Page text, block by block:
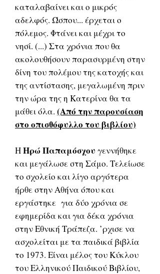
καταλαβαίνει και ο μικρός
αδελφός. Ώσπου... έρχεται ο
πόλεμος. Φτάνει και μέχρι το
νησί. (...) Στα χρόνια που θα
ακολουθήσουν παρασυρμένη στην
δίνη του πολέμου της κατοχής και
της αντίστασης, μεγαλωμένη πριν
την ώρα της η Κατερίνα θα τα
μάθει όλα. (Από την παρουσίαση
στο οπισθόφυλλο του βιβλίου)
ΗΗρώ Παπαμόσχου γεννήθηκε
και μεγάλωσε στη Σάμο. Τελείωσε
το σχολείο και λίγο αργότερα
ήρθε στην Αθήνα όπου και
εργάστηκε για δύο χρόνια σε
εφημερίδα και για δέκα χρόνια
στην Εθνική Τράπεζα. ’ρχισε να
ασχολείται με τα παιδικά βιβλία
το 1973. Είναι μέλος του Κύκλου
του Ελληνικού Παιδικού Βιβλίου,